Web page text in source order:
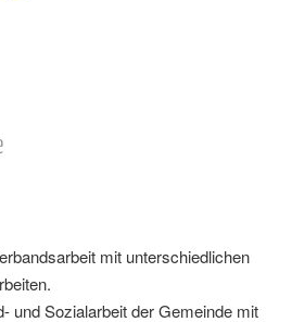
mit unterschiedlichen
und Sozialarbeit der Gemeinde mit